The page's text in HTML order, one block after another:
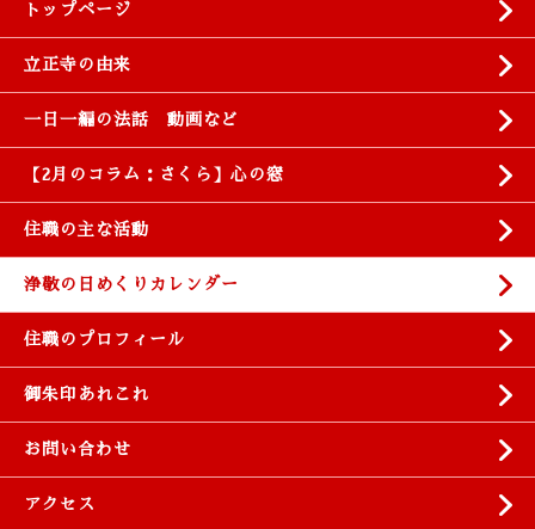
トップページ
立正寺の由来
一日一編の法話 動画など
【2月のコラム：さくら】心の窓
住職の主な活動
浄敬の日めくりカレンダー
住職のプロフィール
御朱印あれこれ
お問い合わせ
アクセス